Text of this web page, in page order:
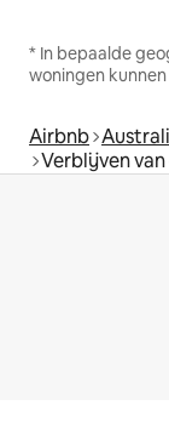
* In bepaalde
woningen
Airbnb
Verblijven